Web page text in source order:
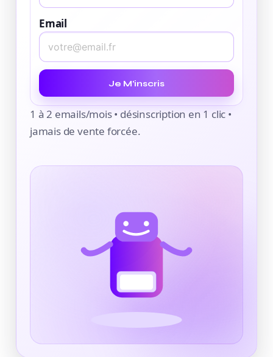
Email
Je M’inscris
1 à 2 emails/mois • désinscription en 1 clic •
jamais de vente forcée.